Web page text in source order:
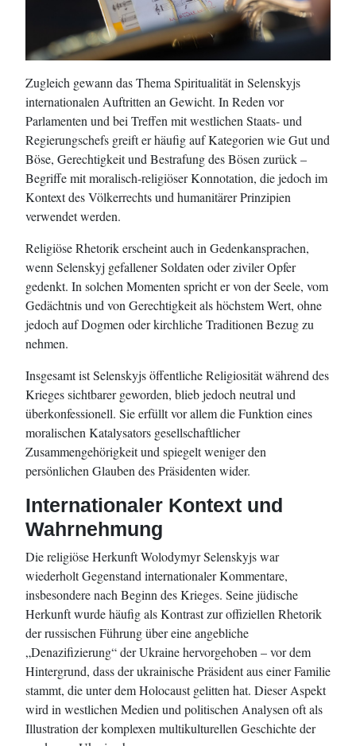
Zugleich gewann das Thema Spiritualität in Selenskyjs
internationalen Auftritten an Gewicht. In Reden vor
Parlamenten und bei Treffen mit westlichen Staats- und
Regierungschefs greift er häufig auf Kategorien wie Gut und
Böse, Gerechtigkeit und Bestrafung des Bösen zurück –
Begriffe mit moralisch-religiöser Konnotation, die jedoch im
Kontext des Völkerrechts und humanitärer Prinzipien
verwendet werden.
Religiöse Rhetorik erscheint auch in Gedenkansprachen,
wenn Selenskyj gefallener Soldaten oder ziviler Opfer
gedenkt. In solchen Momenten spricht er von der Seele, vom
Gedächtnis und von Gerechtigkeit als höchstem Wert, ohne
jedoch auf Dogmen oder kirchliche Traditionen Bezug zu
nehmen.
Insgesamt ist Selenskyjs öffentliche Religiosität während des
Krieges sichtbarer geworden, blieb jedoch neutral und
überkonfessionell. Sie erfüllt vor allem die Funktion eines
moralischen Katalysators gesellschaftlicher
Zusammengehörigkeit und spiegelt weniger den
persönlichen Glauben des Präsidenten wider.
Internationaler Kontext und
Wahrnehmung
Die religiöse Herkunft Wolodymyr Selenskyjs war
wiederholt Gegenstand internationaler Kommentare,
insbesondere nach Beginn des Krieges. Seine jüdische
Herkunft wurde häufig als Kontrast zur offiziellen Rhetorik
der russischen Führung über eine angebliche
„Denazifizierung“ der Ukraine hervorgehoben – vor dem
Hintergrund, dass der ukrainische Präsident aus einer Familie
stammt, die unter dem Holocaust gelitten hat. Dieser Aspekt
wird in westlichen Medien und politischen Analysen oft als
Illustration der komplexen multikulturellen Geschichte der